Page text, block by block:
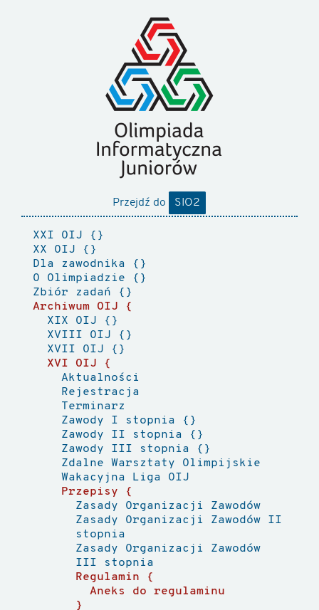
Przejdź do SIO2
XXI OIJ
XX OIJ
Dla zawodnika
O Olimpiadzie
Zbiór zadań
Archiwum OIJ
XIX OIJ
XVIII OIJ
XVII OIJ
XVI OIJ
Aktualności
Rejestracja
Terminarz
Zawody I stopnia
Zawody II stopnia
Zawody III stopnia
Zdalne Warsztaty Olimpijskie
Wakacyjna Liga OIJ
Przepisy
Zasady Organizacji Zawodów
Zasady Organizacji Zawodów II
stopnia
Zasady Organizacji Zawodów
III stopnia
Regulamin
Aneks do regulaminu